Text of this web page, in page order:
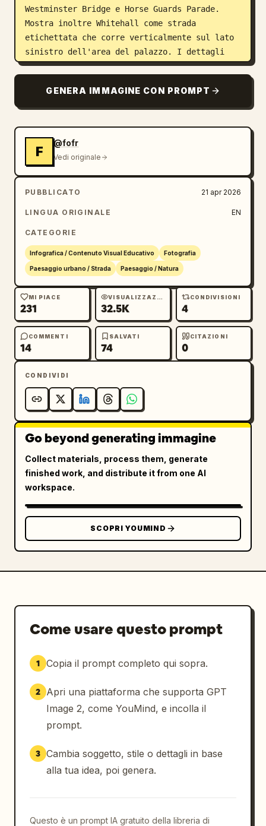
Westminster Bridge e Horse Guards Parade.
Mostra inoltre Whitehall come strada
etichettata che corre verticalmente sul lato
sinistro dell'area del palazzo. I dettagli
circostanti dovrebbero includere l'Abbazia di
Parliament Square sopra il palazzo, Horse
Guards Parade come un'ampia area rettangolare
isolati densi e strade sulla metà sinistra,
il fiume Tamigi che occupa l'intero lato
destro, argini su entrambi i lati, alcune
imbarcazioni sul fiume e strade alberate e
parchi. Utilizza colori naturali da immagine
satellitare, sovrapposizioni di etichette
screenshot di mappe online con zoom.
GENERA IMMAGINE CON PROMPT
F
@fofr
Vedi originale
PUBBLICATO 21 apr 2026
LINGUA ORIGINALE EN
CATEGORIE
Infografica / Contenuto Visual Educativo Fotografia
Paesaggio urbano / Strada Paesaggio / Natura
MI PIACE
231
VISUALIZZAZIONI
32.5K
CONDIVISIONI
4
COMMENTI
14
SALVATI
74
CITAZIONI
0
CONDIVIDI
Go beyond generating immagine
Collect materials, process them, generate
finished work, and distribute it from one AI
workspace.
SCOPRI YOUMIND
Come usare questo prompt
1 Copia il prompt completo qui sopra.
2
Apri una piattaforma che supporta GPT
Image 2, come YouMind, e incolla il
prompt.
3 Cambia soggetto, stile o dettagli in base
alla tua idea, poi genera.
Questo è un prompt IA gratuito della libreria di